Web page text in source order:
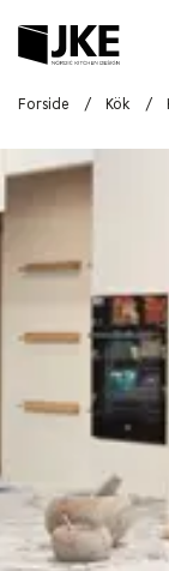
Forside / Kök /